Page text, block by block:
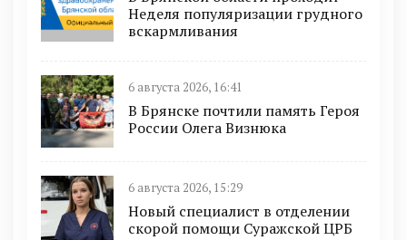
Неделя популяризации грудного
вскармливания
6 августа 2026, 16:41
В Брянске почтили память Героя
России Олега Визнюка
6 августа 2026, 15:29
Новый специалист в отделении
скорой помощи Суражской ЦРБ